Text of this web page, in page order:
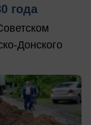
года
Донского